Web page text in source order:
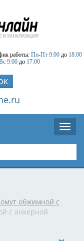
работы: Пн-Пт 9:00 до 18:00
9:00 до 17:00
обжимной с
с анкерной